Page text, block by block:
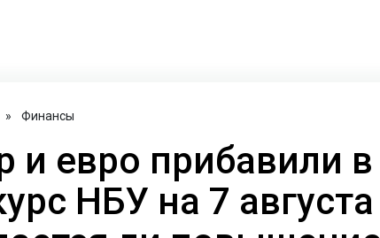
» Финансы
и евро прибавили в
НБУ на 7 августа